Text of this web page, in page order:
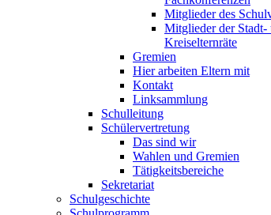
Mitglieder des
Mitglieder der Stadt-
Kreiselternräte
Gremien
Hier arbeiten Eltern mit
Kontakt
Linksammlung
Schulleitung
Schülervertretung
Das sind wir
Wahlen und Gremien
Tätigkeitsbereiche
Sekretariat
Schulgeschichte